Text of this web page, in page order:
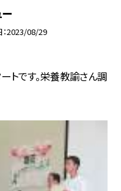
2023/08/29
トです。栄養教諭さん調